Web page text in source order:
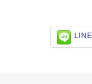
LINE